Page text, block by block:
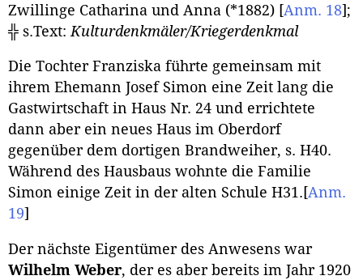
Zwillinge Catharina und Anna (*1882) [Anm. 18] ;
╬ s.Text: Kulturdenkmäler/Kriegerdenkmal
Die Tochter Franziska führte gemeinsam mit
ihrem Ehemann Josef Simon eine Zeit lang die
Gastwirtschaft in Haus Nr. 24 und errichtete
dann aber ein neues Haus im Oberdorf
gegenüber dem dortigen Brandweiher, s. H40.
Während des Hausbaus wohnte die Familie
Simon einige Zeit in der alten Schule H31. [Anm.
19]
Der nächste Eigentümer des Anwesens war
Wilhelm Weber, der es aber bereits im Jahr 1920